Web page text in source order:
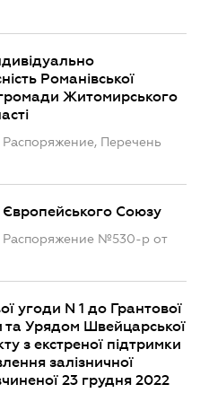
Романівської
Житомирського
Перечень
Союзу
Распоряжение №530-р от
угоди N 1 до Грантової
та Урядом Швейцарської
з екстреної підтримки
залізничної
23 грудня 2022